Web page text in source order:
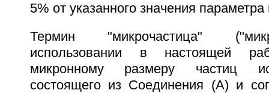
5% от указанного значения
Термин "микрочастица"
использовании в настоящей
микронному размеру частиц
состоящего из Соединения (А) и